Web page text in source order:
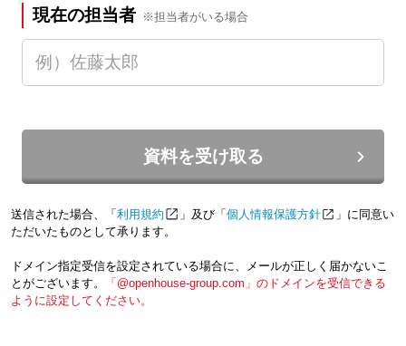
現在の担当者 ※担当者がいる場合
資料を受け取る
送信された場合、「利用規約 」及び「個人情報保護方針
」に同意い
ただいたものとして承ります。
ドメイン指定受信を設定されている場合に、メールが正しく届かないこ
とがございます。
「@openhouse-group.com」のドメインを受信できる
ように設定してください。